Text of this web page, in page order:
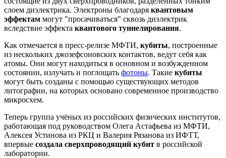
слоем диэлектрика. Электроны благодаря квантовым
эффектам могут "просачиваться" сквозь диэлектрик
вследствие эффекта квантового туннелирования.
Как отмечается в пресс-релизе МФТИ, кубиты, построенные
из нескольких джозефсоновских контактов, ведут себя как
атомы. Они могут находиться в основном и возбужденном
состоянии, излучать и поглощать фотоны. Такие кубиты
могут быть созданы с помощью существующих методов
литографии, на которых основано современное производство
микросхем.
Теперь группа учёных из российских физических институтов,
работающая под руководством Олега Астафьева из МФТИ,
Алексея Устинова из РКЦ и Валерия Рязанова из ИФТТ,
впервые создала сверхпроводящий кубит в российской
лаборатории.